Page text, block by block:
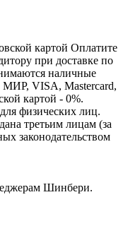
картой Оплатите
при доставке по
наличные
МИР, VISA, Mastercard,
картой - 0%.
физических лиц.
третьим лицам (за
законодательством
Шинбери.